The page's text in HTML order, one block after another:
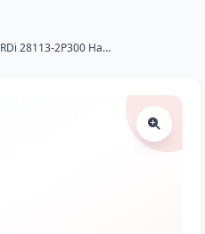
WH 987 KIA SORENTO II(XM) 2.0 CRDi 28113-2P300 Hava Filtresi